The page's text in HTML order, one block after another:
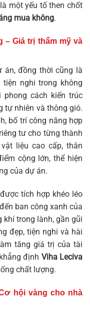
một yếu tố then chốt
mua không.
– Giá trị thẩm mỹ và
án, đồng thời cũng là
nghi trong không
phong cách kiến trúc
tự nhiên và thông gió.
bố trí công năng hợp
tư cho từng thành
liệu cao cấp, thân
cộng lớn, thể hiện
của dự án.
tích hợp khéo léo
ban công xanh của
khí trong lành, gần gũi
đẹp, tiện nghi và hài
tăng giá trị của tài
định Viha Leciva
chất lượng.
hội vàng cho nhà